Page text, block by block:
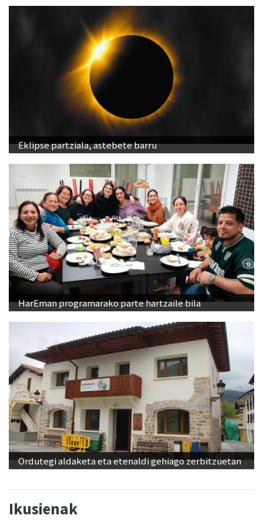
Eklipse partziala, astebete barru
HarEman programarako parte hartzaile bila
Ordutegi aldaketa eta etenaldi gehiago zerbitzuetan
Ikusienak